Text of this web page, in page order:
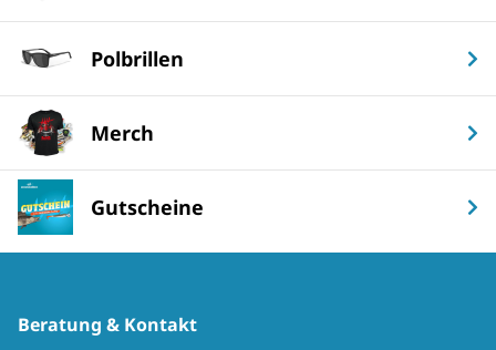
Polbrillen
Merch
Gutscheine
Beratung & Kontakt